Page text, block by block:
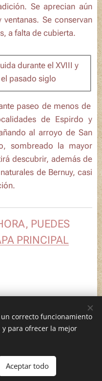
Se aprecian aún
Se conservan
a falta de cubierta.
el XVIII y
pasado siglo
paseo de menos de
de Espirdo y
alarroyo de San
sombreado la mayor
descubrir, además de
de Bernuy, casi
PUEDES
PRINCIPAL
2026
Cookies
Comenzar
correcto funcionamiento
para ofrecer la mejor
Aceptar todo